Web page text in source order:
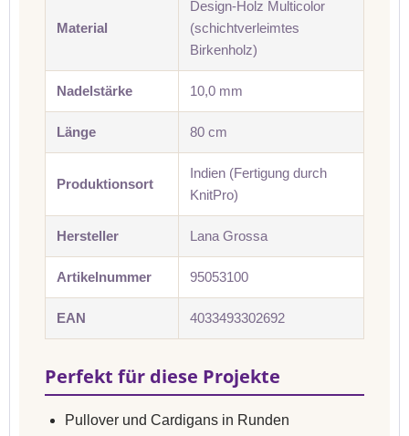
Material
Design-Holz Multicolor
(schichtverleimtes
Birkenholz)
Nadelstärke 10,0 mm
Länge 80 cm
Produktionsort
Indien (Fertigung durch
KnitPro)
Hersteller Lana Grossa
Artikelnummer 95053100
EAN 4033493302692
Perfekt für diese Projekte
Pullover und Cardigans in Runden